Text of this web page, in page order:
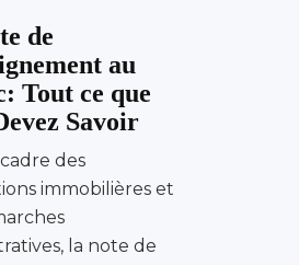
de
au
Tout ce que
Savoir
des
immobilières et
la note de